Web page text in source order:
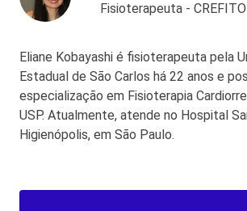
Fisioterapeuta -
Eliane Kobayashi é fisioterapeuta pela
Estadual de São Carlos há 22 anos e
especialização em Fisioterapia
USP. Atualmente, atende no Hospital
Higienópolis, em São Paulo.